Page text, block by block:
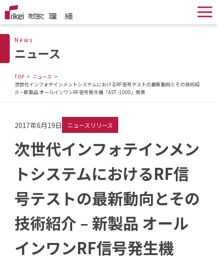
News
ニュース
TOP
ニュース
次世代インフォテインメントシステムにおけるRF信号テストの最新動向とその技術紹
介 – 新製品 オールインワンRF信号発生機「AST -1000」発表
2017年6月19日 ニュースリリース
次世代インフォテインメン
トシステムにおけるRF信
号テストの最新動向とその
技術紹介 – 新製品 オール
インワンRF信号発生機